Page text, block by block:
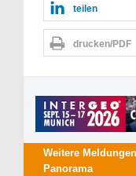
teilen
drucken/PDF
Weitere
Panorama